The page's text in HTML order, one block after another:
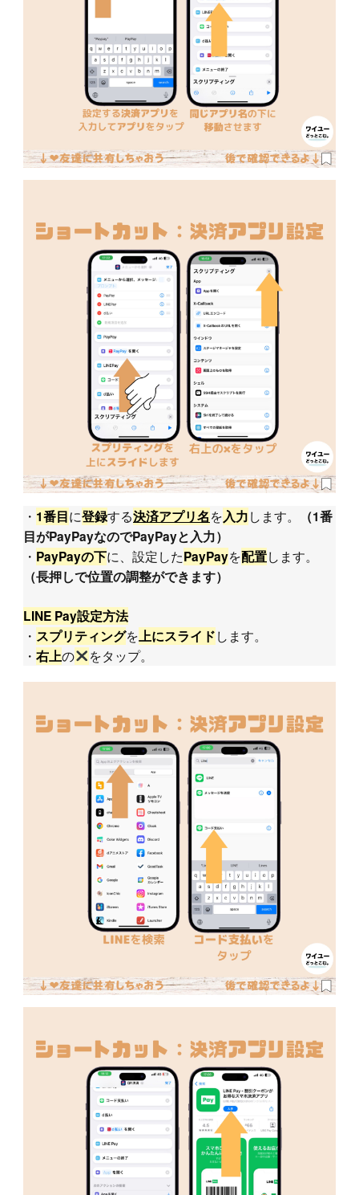
・ 1番目に登録する決済アプリ名を入力します。
（1番
目がPayPayなのでPayPayと入力）
・ PayPayの下に、設定したPayPayを配置します。
（長押しで位置の調整ができます）
LINE Pay設定方法
・ スプリティングを上にスライドします。
・ 右上の をタップ。